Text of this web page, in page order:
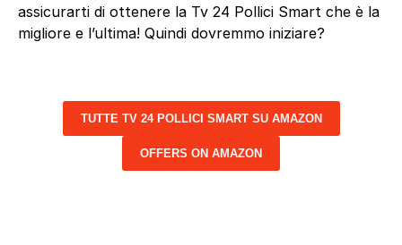
assicurarti di ottenere la Tv 24 Pollici Smart che è la
migliore e l’ultima! Quindi dovremmo iniziare?
TUTTE TV 24 POLLICI SMART SU AMAZON
OFFERS ON AMAZON